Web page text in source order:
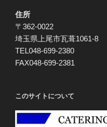
住所
〒362-0022
埼玉県上尾市瓦葺1061-8
TEL048-699-2380
FAX048-699-2381
このサイトについて